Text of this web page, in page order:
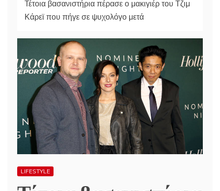
Τέτοια βασανιστήρια πέρασε ο μακιγιέρ του Τζιμ
Κάρεϊ που πήγε σε ψυχολόγο μετά
LIFESTYLE